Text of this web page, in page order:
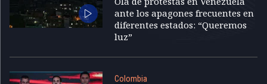
ante los apagones frecuentes en
diferentes estados: “Queremos
luz”
Colombia